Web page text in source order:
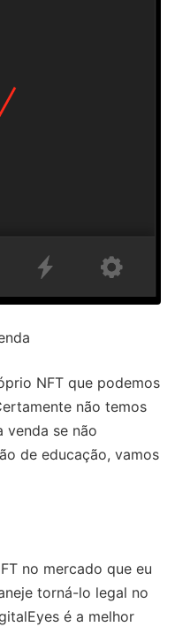
NFT que podemos
não temos
venda se não
de educação, vamos
no mercado que eu
torná-lo legal no
é a melhor